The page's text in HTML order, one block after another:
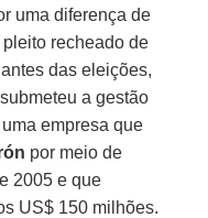
uma diferença de
recheado de
das eleições,
submeteu a gestão
empresa que
por meio de
2005 e que
US$ 150 milhões.